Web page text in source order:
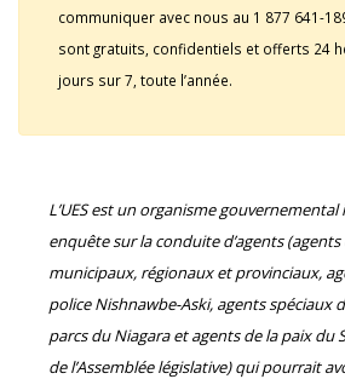
communiquer avec nous au 1 877 641-
sont gratuits, confidentiels et offerts 24
jours sur 7, toute l’année.
L’UES est un organisme
enquête sur la conduite d’agents
municipaux, régionaux et provinciaux,
police Nishnawbe-Aski, agents spéciaux
parcs du Niagara et agents de la paix du
de l’Assemblée législative) qui pourrait